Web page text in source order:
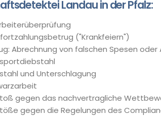
Landau in der Pfalz:
("Krankfeiern")
Abrechnung von falschen Spesen oder
und Unterschlagung
gegen das nachvertragliche
gegen die Regelungen des